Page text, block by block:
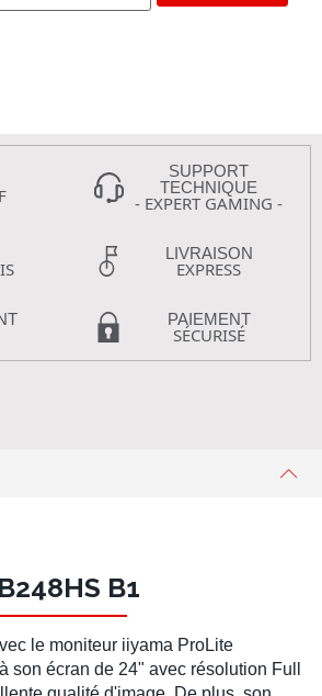
SUPPORT
TECHNIQUE
- EXPERT GAMING -
LIVRAISON
EXPRESS
PAIEMENT
SÉCURISÉ
B1
le moniteur iiyama ProLite
son écran de 24" avec résolution Full